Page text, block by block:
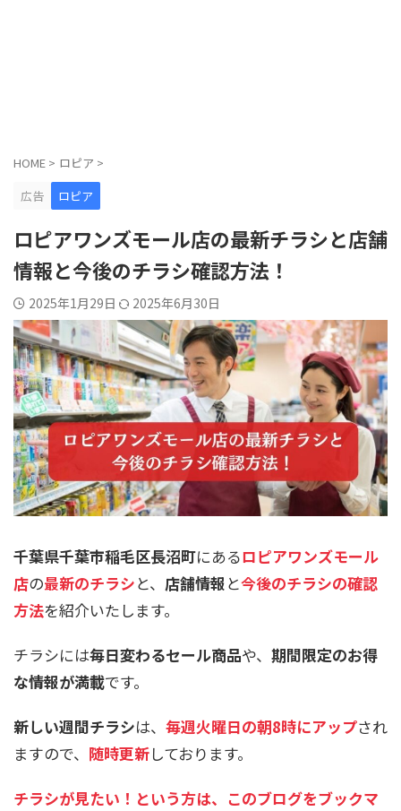
HOME > ロピア >
広告
ロピア
ロピアワンズモール店の最新チラシと店舗
情報と今後のチラシ確認方法！
2025年1月29日 2025年6月30日
千葉県千葉市稲毛区長沼町にあるロピアワンズモール
店の最新のチラシと、 店舗情報と今後のチラシの確認
方法を紹介いたします。
チラシには毎日変わるセール商品や、 期間限定のお得
な情報が満載です。
新しい週間チラシは、 毎週火曜日の朝8時にアップされ
ますので、 随時更新しております。
チラシが見たい！という方は、このブログをブックマ